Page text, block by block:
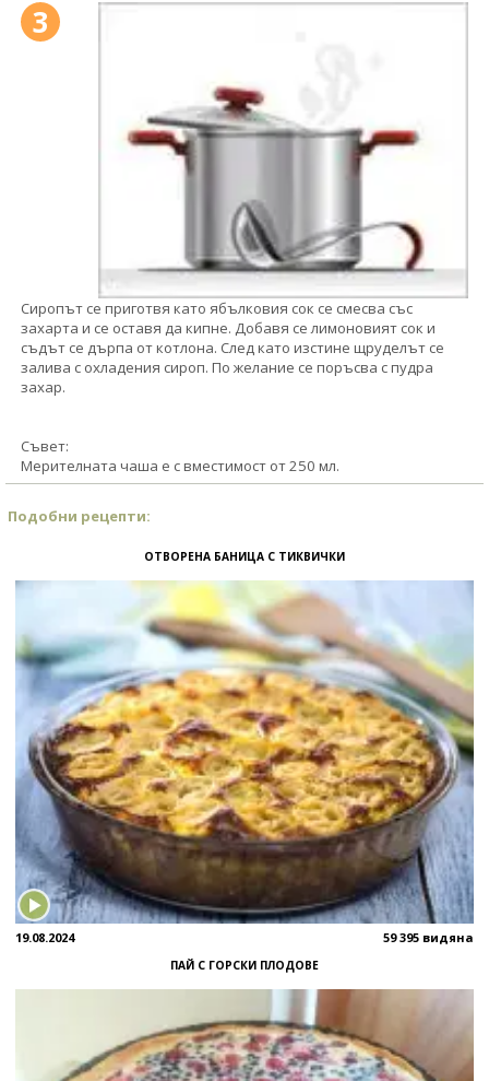
3
Сиропът се приготвя като ябълковия сок се смесва със
захарта и се оставя да кипне. Добавя се лимоновият сок и
съдът се дърпа от котлона. След като изстине щруделът се
залива с охладения сироп. По желание се поръсва с пудра
захар.
Съвет:
Мерителната чаша е с вместимост от 250 мл.
Подобни рецепти:
ОТВОРЕНА БАНИЦА С ТИКВИЧКИ
19.08.2024 59 395 видяна
ПАЙ С ГОРСКИ ПЛОДОВЕ